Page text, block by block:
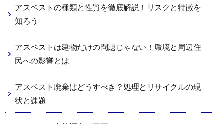
アスベストの種類と性質を徹底解説！リスクと特徴を
知ろう
アスベストは建物だけの問題じゃない！環境と周辺住
民への影響とは
アスベスト廃棄はどうすべき？処理とリサイクルの現
状と課題